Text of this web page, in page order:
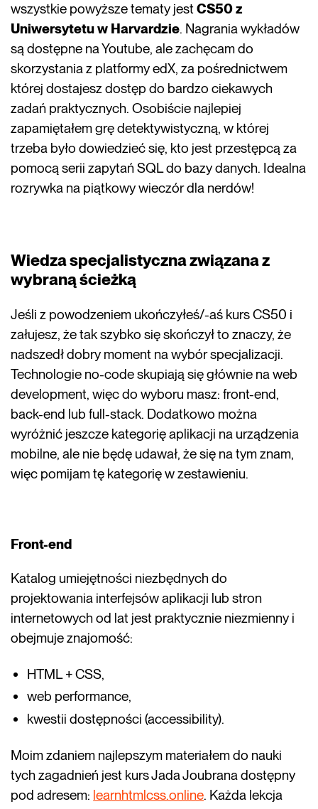
wszystkie powyższe tematy jestCS50 z
Uniwersytetu w Harvardzie. Nagrania wykładów
są dostępne na Youtube, ale zachęcam do
skorzystania z platformy edX, za pośrednictwem
której dostajesz dostęp do bardzo ciekawych
zadań praktycznych. Osobiście najlepiej
zapamiętałem grę detektywistyczną, w której
trzeba było dowiedzieć się, kto jest przestępcą za
pomocą serii zapytań SQL do bazy danych. Idealna
rozrywka na piątkowy wieczór dla nerdów!
Wiedza specjalistyczna związana z
wybraną ścieżką
Jeśli z powodzeniem ukończyłeś/-aś kurs CS50 i
załujesz, że tak szybko się skończył to znaczy, że
nadszedł dobry moment na wybór specjalizacji.
Technologie no-code skupiają się głównie na web
development, więc do wyboru masz: front-end,
back-end lub full-stack. Dodatkowo można
wyróżnić jeszcze kategorię aplikacji na urządzenia
mobilne, ale nie będę udawał, że się na tym znam,
więc pomijam tę kategorię w zestawieniu.
Front-end
Katalog umiejętności niezbędnych do
projektowania interfejsów aplikacji lub stron
internetowych od lat jest praktycznie niezmienny i
obejmuje znajomość:
HTML + CSS,
web performance,
kwestii dostępności (accessibility).
Moim zdaniem najlepszym materiałem do nauki
tych zagadnień jest kurs Jada Joubrana dostępny
pod adresem: learnhtmlcss.online. Każda lekcja